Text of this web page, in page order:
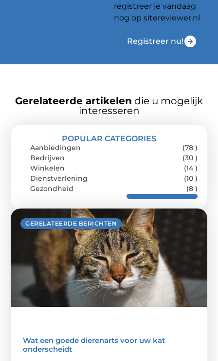
registreer je vandaag
nog op sitereviewer.nl
Registreer nu!
Gerelateerde artikelen die u mogelijk
interesseren
GERELATEERDE BERICHTEN
Wat een goede dierenarts voor uw kat
onderscheidt
POPULAR CATEGORIES
Aanbiedingen
(78 )
Bedrijven
(30 )
Winkelen
(14 )
Dienstverlening
(10 )
Gezondheid
(8 )